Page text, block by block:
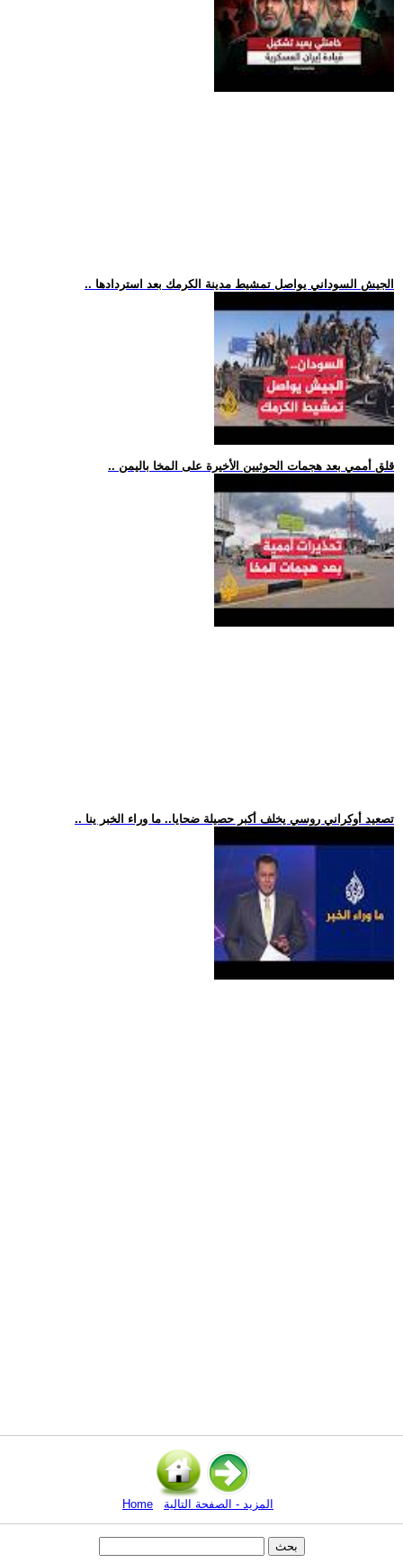
.. الجيش السوداني يواصل تمشيط مدينة الكرمك بعد استردادها
.. قلق أممي بعد هجمات الحوثيين الأخيرة على المخا باليمن
.. تصعيد أوكراني روسي يخلف أكبر حصيلة ضحايا.. ما وراء الخبر ينا
Home المزيد - الصفحة التالية